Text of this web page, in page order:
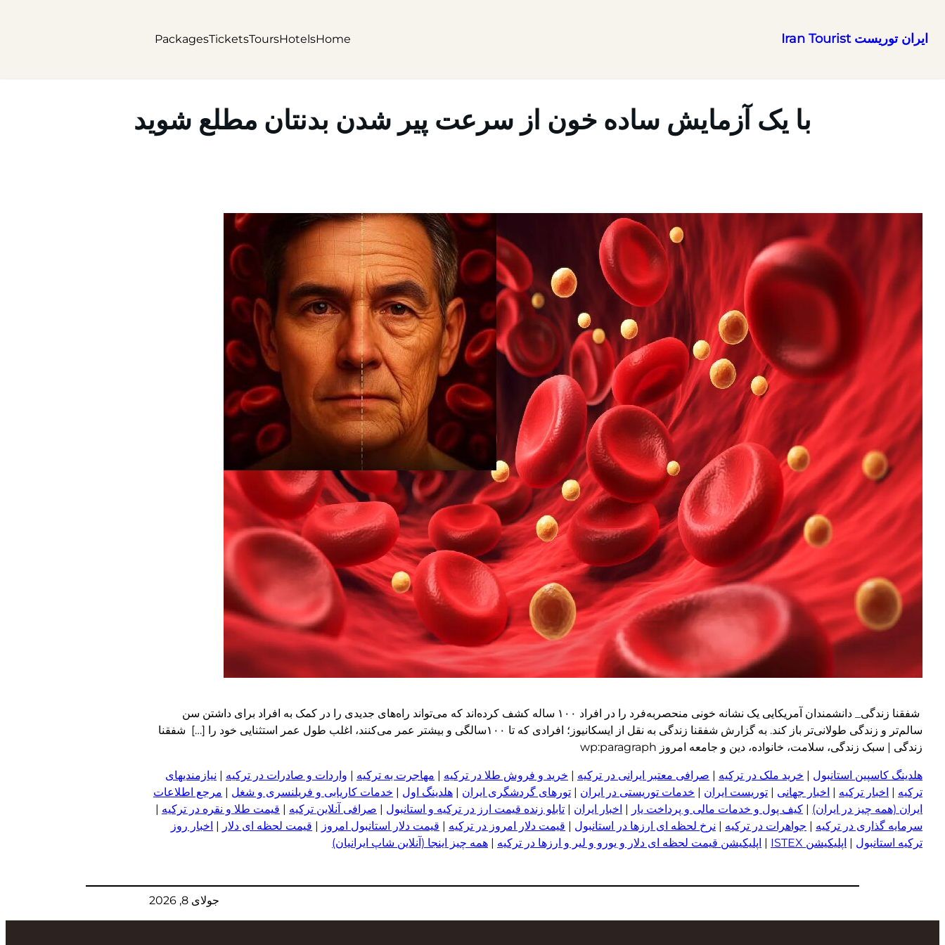
ایران توریست Iran Tourist Home
Hotels
Tours
Tickets
Packages
با یک آزمایش ساده خون از سرعت پیر شدن بدنتان مطلع شوید
شفقنا زندگی_ دانشمندان آمریکایی یک نشانه خونی منحصربه‌فرد را در افراد ۱۰۰ ساله کشف کرده‌اند که می‌تواند راه‌های جدیدی را در کمک به افراد برای داشتن سن
سالم‌تر و زندگی طولانی‌تر باز کند. به گزارش شفقنا زندگی به نقل از ایسکانیوز؛ افرادی که تا ۱۰۰سالگی و بیشتر عمر می‌کنند، اغلب طول عمر استثنایی خود را […] شفقنا
زندگی | سبک زندگی، سلامت، خانواده، دین و جامعه امروز wp:paragraph
هلدینگ کاسپین استانبول | خرید ملک در ترکیه | صرافی معتبر ایرانی در ترکیه | خرید و فروش طلا در ترکیه | مهاجرت به ترکیه | واردات و صادرات در ترکیه | نیازمندیهای
ترکیه | اخبار ترکیه | اخبار جهانی | توریست ایران | خدمات توریستی در ایران | تورهای گردشگری ایران | هلدینگ اول | خدمات کاریابی و فریلنسری و شغل | مرجع اطلاعات
ایران (همه چیز در ایران) | کیف پول و خدمات مالی و پرداخت یار | اخبار ایران | تابلو زنده قیمت ارز در ترکیه و استانبول | صرافی آنلاین ترکیه | قیمت طلا و نقره در ترکیه |
سرمایه گذاری در ترکیه | جواهرات در ترکیه | نرخ لحظه ای ارزها در استانبول | قیمت دلار امروز در ترکیه | قیمت دلار استانبول امروز | قیمت لحظه ای دلار | اخبار روز
ترکیه استانبول | اپلیکیشن ISTEX | اپلیکیشن قیمت لحظه ای دلار و یورو و لیر و ار زها در ترکیه | همه چیز اینجا (آنلاین شاپ ایرانیان)
جولای 8, 2026